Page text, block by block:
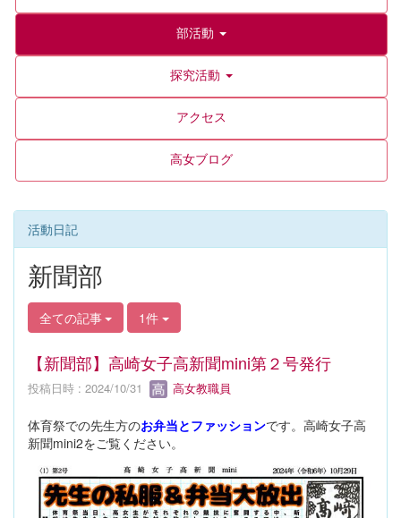
部活動
探究活動
アクセス
高女ブログ
活動日記
新聞部
全ての記事 1件
【新聞部】高崎女子高新聞mini第２号発行
投稿日時 : 2024/10/31 高女教職員
体育祭での先生方のお弁当とファッションです。高崎女子高
新聞mini2をご覧ください。